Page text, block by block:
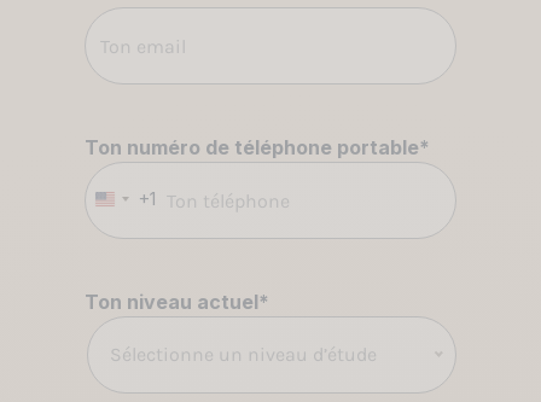
Ton numéro de téléphone portable*
États-
Unis
+1
Ton niveau actuel*
Sélectionne un niveau d’étude